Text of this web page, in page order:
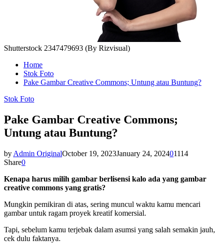
Shutterstock 2347479693 (By Rizvisual)
Home
Stok Foto
Pake Gambar Creative Commons; Untung atau Buntung?
Stok Foto
Pake Gambar Creative Commons;
Untung atau Buntung?
by Admin OriginalOctober 19, 2023January 24, 202401114
Share0
Kenapa harus milih gambar berlisensi kalo ada yang gambar
creative commons yang gratis?
Mungkin pemikiran di atas, sering muncul waktu kamu mencari
gambar untuk ragam proyek kreatif komersial.
Tapi, sebelum kamu terjebak dalam asumsi yang salah semakin jauh,
cek dulu faktanya.